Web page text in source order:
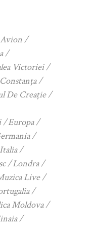
Victoriei
Constanța
De Creație
Europa
Italia
Londra
Live
Moldova